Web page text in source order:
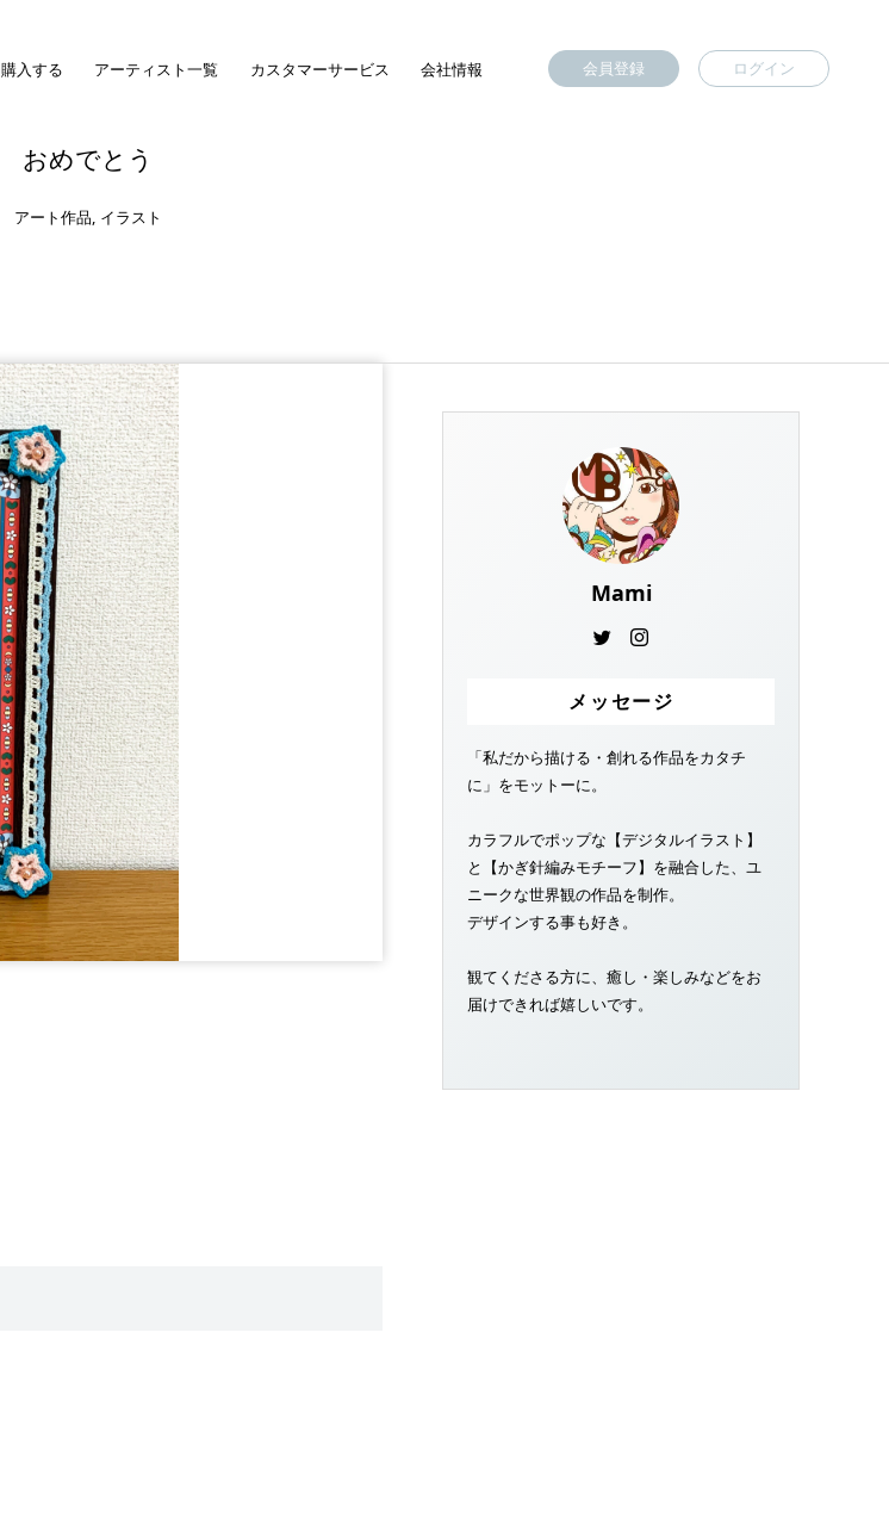
入する アーティスト一覧 カスタマーサービス 会社情報 会員登録 ログイン
おめでとう
アート作品, イラスト
Mami
メッセージ
「私だから描ける・創れる作品をカタチ
に」をモットーに。
カラフルでポップな【デジタルイラスト】
と【かぎ針編みモチーフ】を融合した、ユ
ニークな世界観の作品を制作。
デザインする事も好き。
観てくださる方に、癒し・楽しみなどをお
届けできれば嬉しいです。